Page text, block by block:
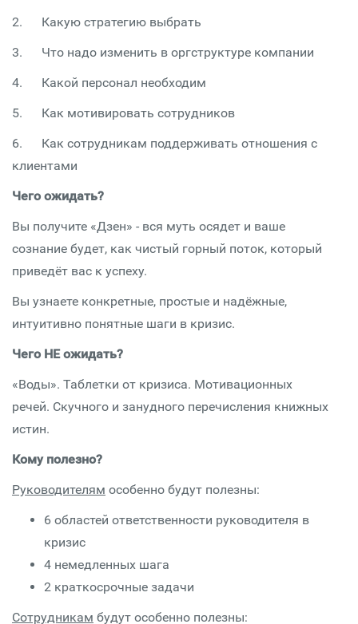
2. Какую стратегию выбрать
3. Что надо изменить в оргструктуре компании
4. Какой персонал необходим
5. Как мотивировать сотрудников
6. Как сотрудникам поддерживать отношения с
клиентами
Чего ожидать?
Вы получите «Дзен» - вся муть осядет и ваше
сознание будет, как чистый горный поток, который
приведёт вас к успеху.
Вы узнаете конкретные, простые и надёжные,
интуитивно понятные шаги в кризис.
Чего НЕ ожидать?
«Воды». Таблетки от кризиса. Мотивационных
речей. Скучного и занудного перечисления книжных
истин.
Кому полезно?
Руководителям особенно будут полезны:
6 областей ответственности руководителя в
кризис
4 немедленных шага
2 краткосрочные задачи
Сотрудникам будут особенно полезны: